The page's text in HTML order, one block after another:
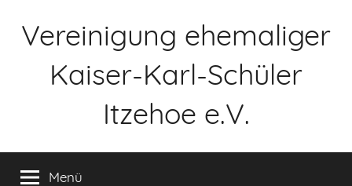
InhaltVereinigung ehemaliger
Kaiser-Karl-Schüler
Itzehoe e.V.
Menü